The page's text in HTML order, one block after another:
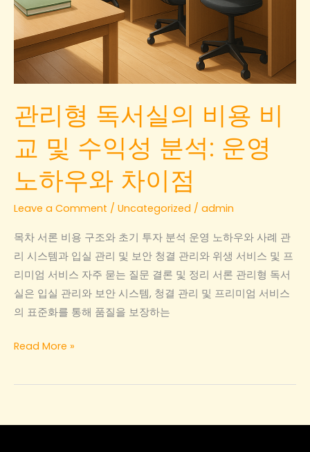
관리형 독서실의 비용 비
교 및 수익성 분석: 운영
노하우와 차이점
Leave a Comment / Uncategorized / admin
목차 서론 비용 구조와 초기 투자 분석 운영 노하우와 사례 관
리 시스템과 입실 관리 및 보안 청결 관리와 위생 서비스 및 프
리미엄 서비스 자주 묻는 질문 결론 및 정리 서론 관리형 독서
실은 입실 관리와 보안 시스템, 청결 관리 및 프리미엄 서비스
의 표준화를 통해 품질을 보장하는
관
형
Read More »